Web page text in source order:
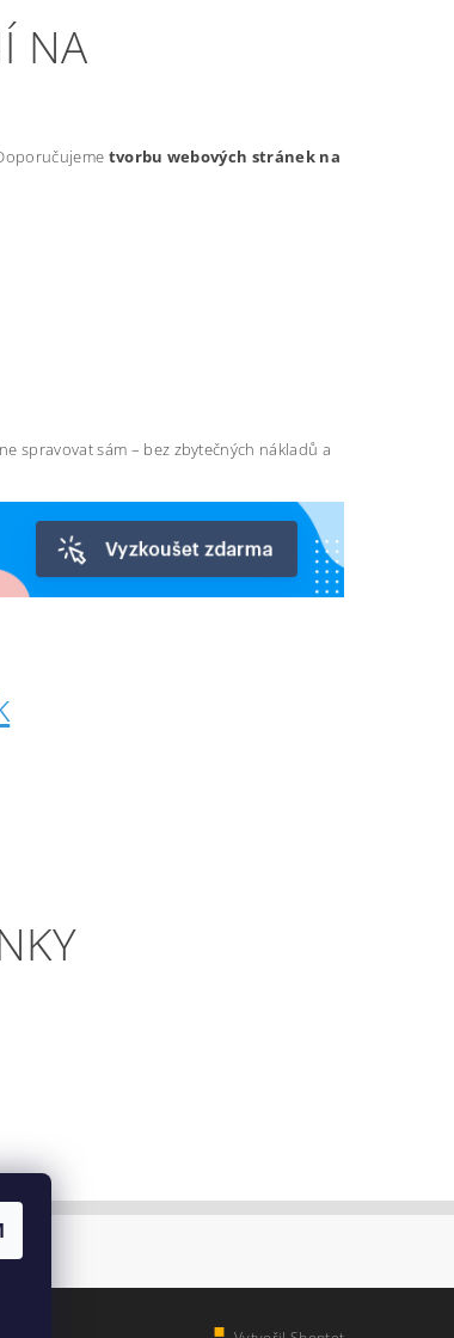
NA
tvorbu webových stránek na
spravovat sám – bez zbytečných nákladů a